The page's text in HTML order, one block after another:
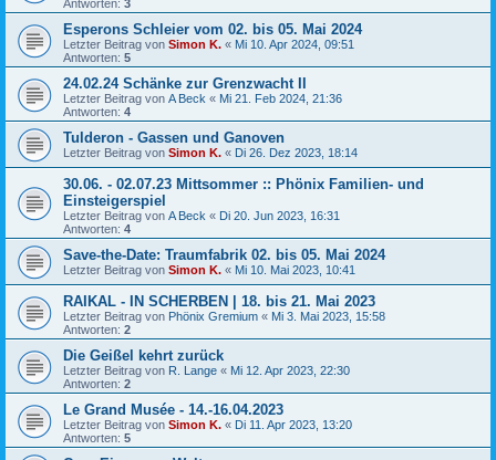
Antworten: 3
Esperons Schleier vom 02. bis 05. Mai 2024
Letzter Beitrag von Simon K. « Mi 10. Apr 2024, 09:51
Antworten: 5
24.02.24 Schänke zur Grenzwacht II
Letzter Beitrag von A Beck « Mi 21. Feb 2024, 21:36
Antworten: 4
Tulderon - Gassen und Ganoven
Letzter Beitrag von Simon K. « Di 26. Dez 2023, 18:14
30.06. - 02.07.23 Mittsommer :: Phönix Familien- und
Einsteigerspiel
Letzter Beitrag von A Beck « Di 20. Jun 2023, 16:31
Antworten: 4
Save-the-Date: Traumfabrik 02. bis 05. Mai 2024
Letzter Beitrag von Simon K. « Mi 10. Mai 2023, 10:41
RAIKAL - IN SCHERBEN | 18. bis 21. Mai 2023
Letzter Beitrag von Phönix Gremium « Mi 3. Mai 2023, 15:58
Antworten: 2
Die Geißel kehrt zurück
Letzter Beitrag von R. Lange « Mi 12. Apr 2023, 22:30
Antworten: 2
Le Grand Musée - 14.-16.04.2023
Letzter Beitrag von Simon K. « Di 11. Apr 2023, 13:20
Antworten: 5